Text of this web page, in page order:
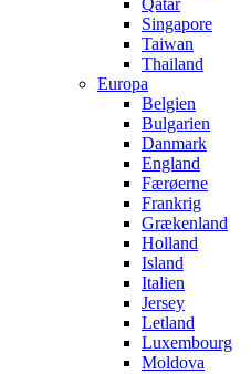
Qatar
Singapore
Taiwan
Thailand
Europa
Belgien
Bulgarien
Danmark
England
Færøerne
Frankrig
Grækenland
Holland
Island
Italien
Jersey
Letland
Luxembourg
Moldova